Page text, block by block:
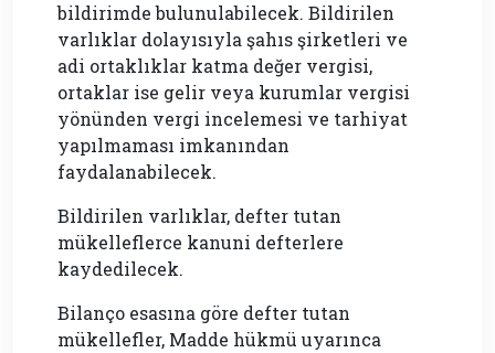
bildirimde bulunulabilecek. Bildirilen
varlıklar dolayısıyla şahıs şirketleri ve
adi ortaklıklar katma değer vergisi,
ortaklar ise gelir veya kurumlar vergisi
yönünden vergi incelemesi ve tarhiyat
yapılmaması imkanından
faydalanabilecek.
Bildirilen varlıklar, defter tutan
mükelleflerce kanuni defterlere
kaydedilecek.
Bilanço esasına göre defter tutan
mükellefler, Madde hükmü uyarınca